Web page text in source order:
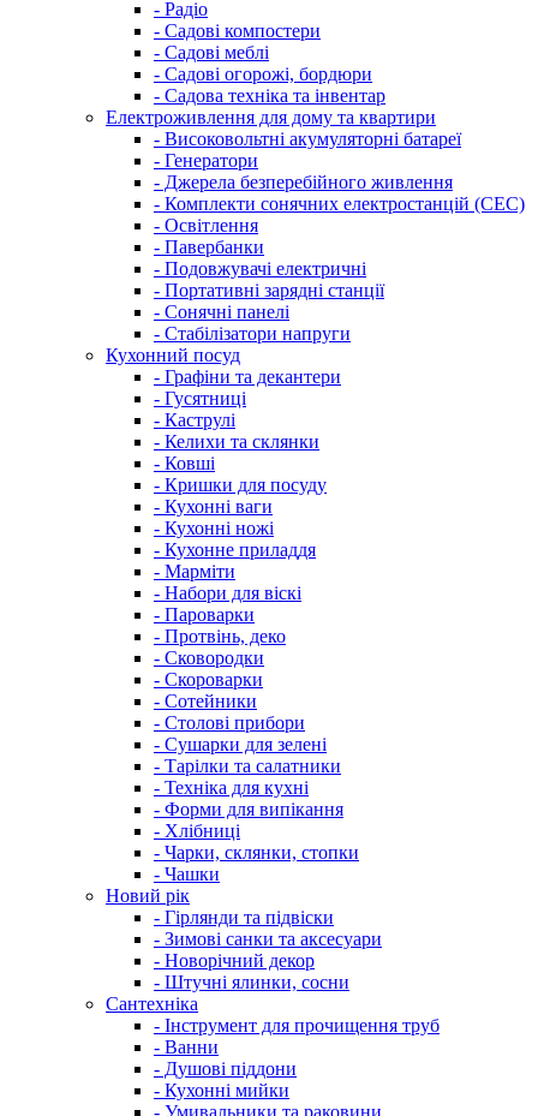
- Радіо
- Садові компостери
- Садові меблі
- Садові огорожі, бордюри
- Садова техніка та інвентар
Електроживлення для дому та квартири
- Високовольтні акумуляторні батареї
- Генератори
- Джерела безперебійного живлення
- Комплекти сонячних електростанцій (СЕС)
- Освітлення
- Павербанки
- Подовжувачі електричні
- Портативні зарядні станції
- Сонячні панелі
- Стабілізатори напруги
Кухонний посуд
- Графіни та декантери
- Гусятниці
- Каструлі
- Келихи та склянки
- Ковші
- Кришки для посуду
- Кухонні ваги
- Кухонні ножі
- Кухонне приладдя
- Марміти
- Набори для віскі
- Пароварки
- Протвінь, деко
- Сковородки
- Скороварки
- Сотейники
- Столові прибори
- Сушарки для зелені
- Тарілки та салатники
- Техніка для кухні
- Форми для випікання
- Хлібниці
- Чарки, склянки, стопки
- Чашки
Новий рік
- Гірлянди та підвіски
- Зимові санки та аксесуари
- Новорічний декор
- Штучні ялинки, сосни
Сантехніка
- Інструмент для прочищення труб
- Ванни
- Душові піддони
- Кухонні мийки
- Умивальники та раковини